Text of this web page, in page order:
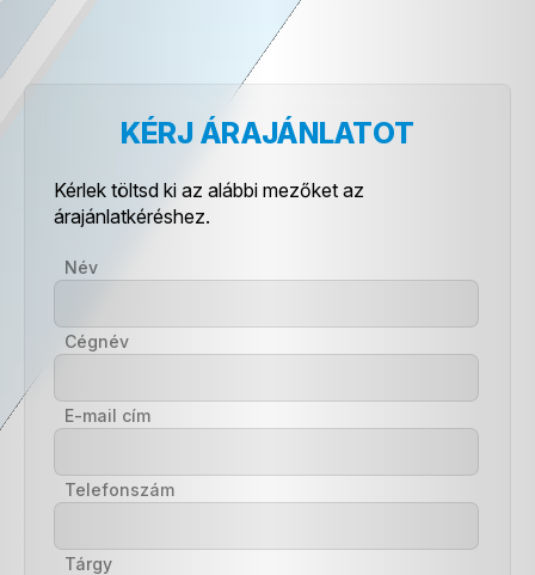
KÉRJ ÁRAJÁNLATOT
Kérlek töltsd ki az alábbi mezőket az
árajánlatkéréshez.
Név
Cégnév
E-mail cím
Telefonszám
Tárgy